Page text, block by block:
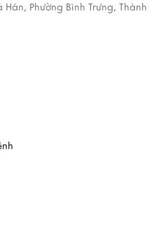
Hán, Phường Bình Trưng, Thành